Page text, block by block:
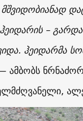
–
ჰეიდარმა
ამბობს